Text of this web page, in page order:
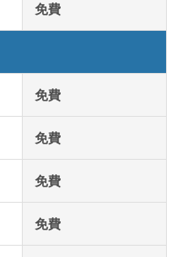
免費
免費
免費
免費
免費